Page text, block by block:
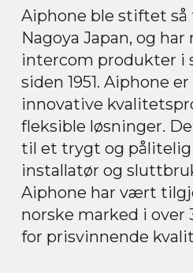
Aiphone ble stiftet så
Nagoya Japan, og
intercom produkter i
siden 1951. Aiphone
innovative
fleksible løsninger.
til et trygt og pålitelig
installatør og
Aiphone har vært
norske marked i over
for prisvinnende